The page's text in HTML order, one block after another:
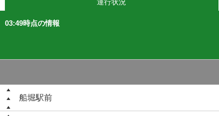
運行状況
03:49時点の情報
船堀駅前